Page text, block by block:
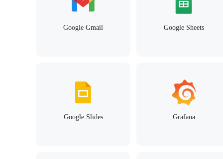
Google Gmail Google Sheets
Google Slides Grafana